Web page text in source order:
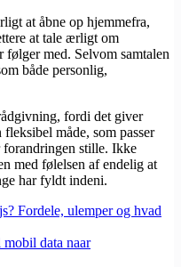
at åbne op hjemmefra,
at tale ærligt om
følger med. Selvom samtalen
både personlig,
fordi det giver
måde, som passer
forandringen stille. Ikke
med følelsen af endelig at
har fyldt indeni.
Fordele, ulemper og hvad
data naar